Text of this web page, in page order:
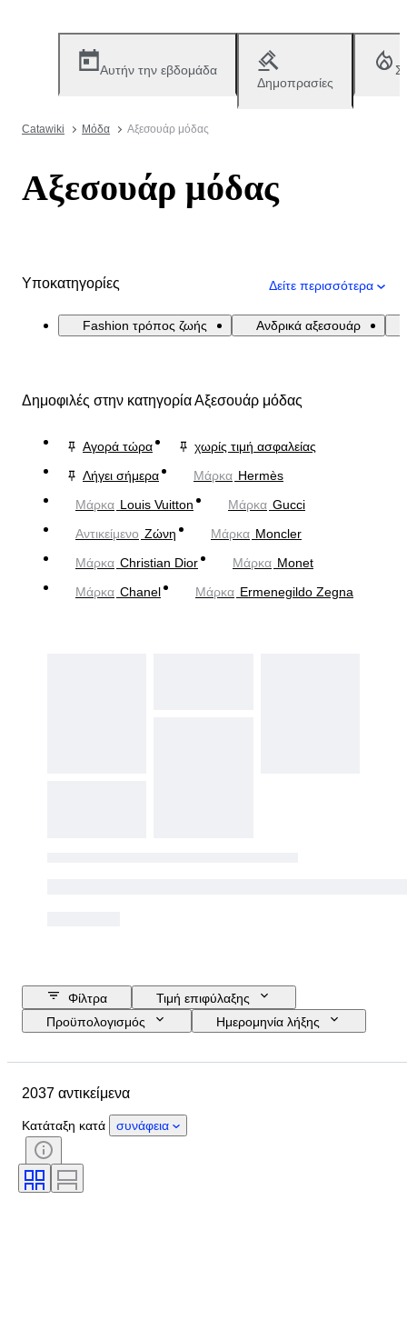
Αυτήν την εβδομάδα
Δημοπρασίες
Catawiki Μόδα Αξεσουάρ μόδας
Αξεσουάρ μόδας
Υποκατηγορίες Δείτε περισσότερα
Fashion τρόπος ζωής Ανδρικά αξεσουάρ
Δημοφιλές στην κατηγορία Αξεσουάρ μόδας
Αγορά τώρα
χωρίς τιμή ασφαλείας
Λήγει σήμερα
Μάρκα Hermès
Μάρκα Louis Vuitton Μάρκα Gucci
Αντικείμενο Ζώνη Μάρκα Moncler
Μάρκα Christian Dior Μάρκα Monet
Μάρκα Chanel Μάρκα Ermenegildo Zegna
Φίλτρα
Τιμή επιφύλαξης
Προϋπολογισμός
Ημερομηνία λήξης
Country of origin
Κατάσταση
Περίοδος
Λίθος
Πιστοποίηση
Στυλ
2037 αντικείμενα
Κατάταξη κατά συνάφεια